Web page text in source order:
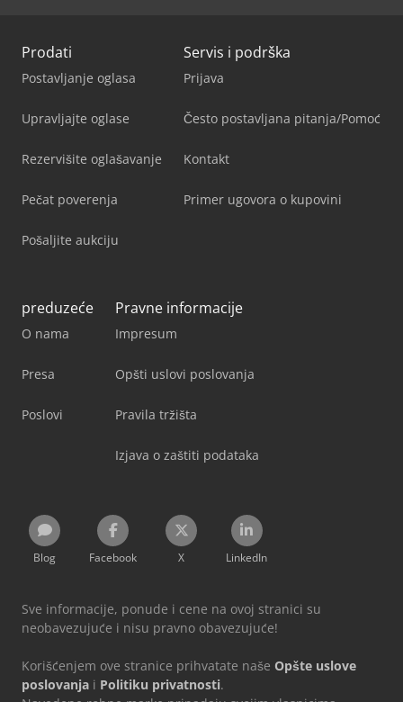
Prodati
Postavljanje oglasa
Upravljajte oglase
Rezervišite oglašavanje
Pečat poverenja
Pošaljite aukciju
Servis i podrška
Prijava
Često postavljana pitanja/Pomoć
Kontakt
Primer ugovora o kupovini
preduzeće
O nama
Presa
Poslovi
Pravne informacije
Impresum
Opšti uslovi poslovanja
Pravila tržišta
Izjava o zaštiti podataka
Blog Facebook X LinkedIn
Sve informacije, ponude i cene na ovoj stranici su
neobavezujuće i nisu pravno obavezujuće!
Korišćenjem ove stranice prihvatate naše Opšte uslove
poslovanja i Politiku privatnosti.